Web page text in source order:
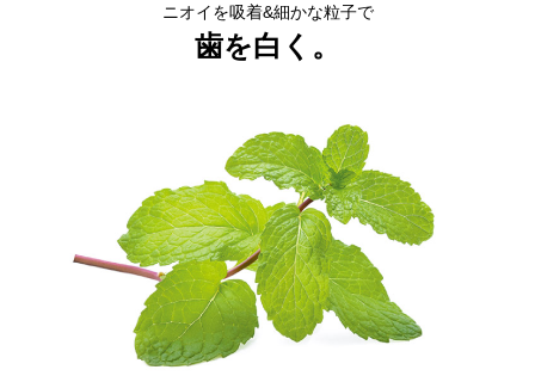
ニオイを吸着&細かな粒子で
歯を白く。